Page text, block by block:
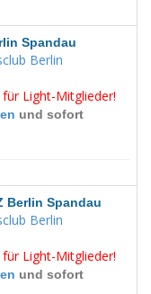
Spandau
Berlin
Light-Mitglieder!
und sofort
Berlin Spandau
Berlin
Light-Mitglieder!
und sofort